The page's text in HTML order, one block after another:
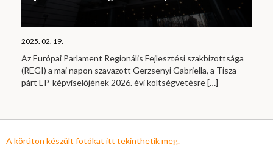
2025. 02. 19.
Az Európai Parlament Regionális Fejlesztési szakbizottsága
(REGI) a mai napon szavazott Gerzsenyi Gabriella, a Tisza
párt EP-képviselőjének 2026. évi költségvetésre[…]
A körúton készült fotókat itt tekinthetik meg.